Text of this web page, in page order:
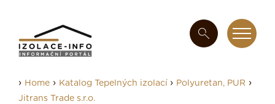
› Home › Katalog Tepelných izolací › Polyuretan, PUR ›
Jitrans Trade s.r.o.